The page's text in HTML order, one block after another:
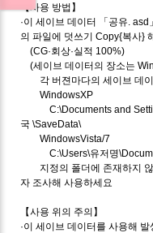
【사용 방법】
·이 세이브 데이터 「공유.
의 파일에 덧쓰기 Copy{복사}
(CG·회상·실적 100%)
(세이브 데이터의 장소는
각 버젼마다의 세이브 데이
WindowsXP
C:\Documents and
국 \SaveData\
WindowsVista/7
C:\Users\유저명
지정의 폴더에 존재하지 않
자 조사해 사용하세요
【사용 위의 주의】
·이 세이브 데이터를 사용해